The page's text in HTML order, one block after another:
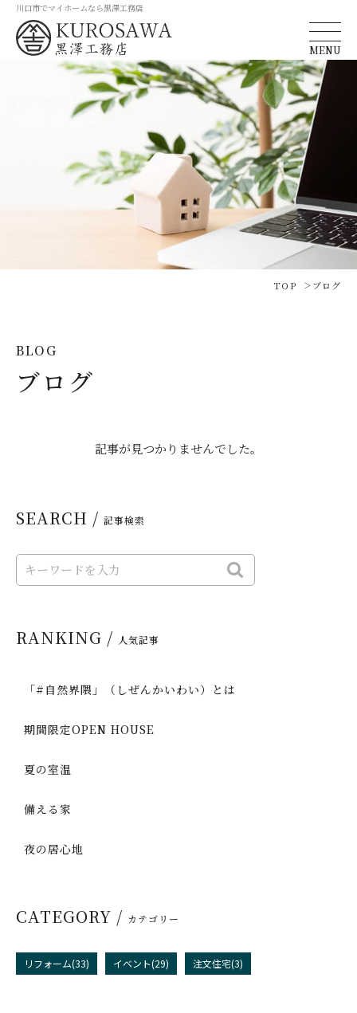
川口市でマイホームなら黒澤工務店
MENU
TOP ブログ
BLOG
ブログ
記事が見つかりませんでした。
SEARCH / 記事検索
RANKING / 人気記事
「#自然界隈」（しぜんかいわい）とは
期間限定OPEN HOUSE
夏の室温
備える家
夜の居心地
CATEGORY / カテゴリー
リフォーム(33) イベント(29) 注文住宅(3)